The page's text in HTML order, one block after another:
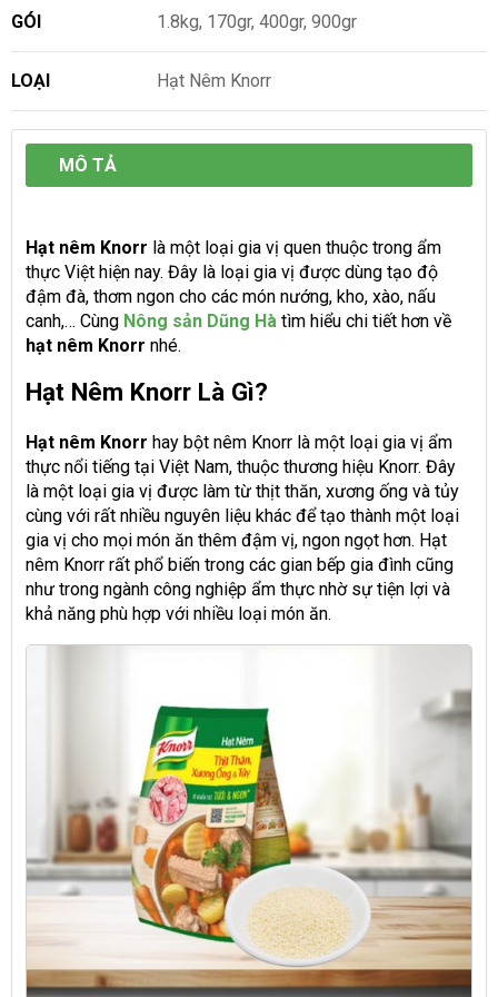
GÓI 1.8kg, 170gr, 400gr, 900gr
LOẠI Hạt Nêm Knorr
MÔ TẢ
Hạt nêm Knorr là một loại gia vị quen thuộc trong ẩm
thực Việt hiện nay. Đây là loại gia vị được dùng tạo độ
đậm đà, thơm ngon cho các món nướng, kho, xào, nấu
canh,… Cùng Nông sản Dũng Hà tìm hiểu chi tiết hơn về
hạt nêm Knorr nhé.
Hạt Nêm Knorr Là Gì?
Hạt nêm Knorr hay bột nêm Knorr là một loại gia vị ẩm
thực nổi tiếng tại Việt Nam, thuộc thương hiệu Knorr. Đây
là một loại gia vị được làm từ thịt thăn, xương ống và tủy
cùng với rất nhiều nguyên liệu khác để tạo thành một loại
gia vị cho mọi món ăn thêm đậm vị, ngon ngọt hơn. Hạt
nêm Knorr rất phổ biến trong các gian bếp gia đình cũng
như trong ngành công nghiệp ẩm thực nhờ sự tiện lợi và
khả năng phù hợp với nhiều loại món ăn.